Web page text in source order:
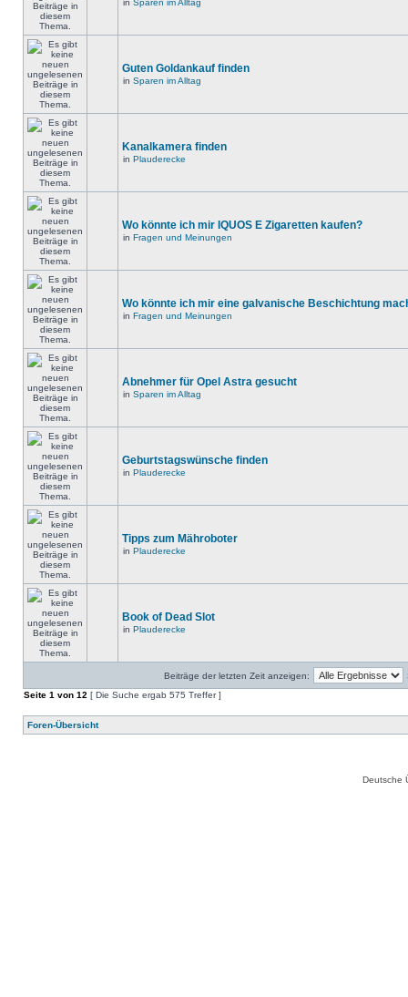
in Sparen im Alltag
Guten Goldankauf finden
in Sparen im Alltag
Kanalkamera finden
in Plauderecke
Wo könnte ich mir IQUOS E Zigaretten kaufen?
in Fragen und Meinungen
Wo könnte ich mir eine galvanische Beschichtung
in Fragen und Meinungen
Abnehmer für Opel Astra gesucht
in Sparen im Alltag
Geburtstagswünsche finden
in Plauderecke
Tipps zum Mähroboter
in Plauderecke
Book of Dead Slot
in Plauderecke
Beiträge der letzten Zeit anzeigen:
Seite 1 von 12 [ Die Suche ergab 575 Treffer ]
Foren-Übersicht
Deutsche